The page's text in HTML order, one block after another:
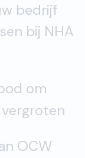
bedrijf
bij NHA
om
OCW